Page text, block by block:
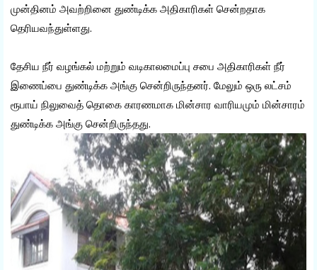
முன்தினம் அவற்றினை துண்டிக்க அதிகாரிகள் சென்றதாக
தெரியவந்துள்ளது.
தேசிய நீர் வழங்கல் மற்றும் வடிகாலமைப்பு சபை அதிகாரிகள் நீர்
இணைப்பை துண்டிக்க அங்கு சென்றிருந்தனர். மேலும் ஒரு லட்சம்
ரூபாய் நிலுவைத் தொகை காரணமாக மின்சார வாரியமும் மின்சாரம்
துண்டிக்க அங்கு சென்றிருந்தது.